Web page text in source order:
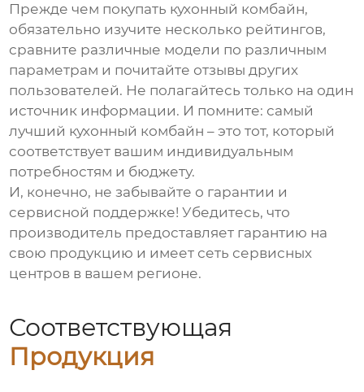
Прежде чем покупать кухонный комбайн,
обязательно изучите несколько рейтингов,
сравните различные модели по различным
параметрам и почитайте отзывы других
пользователей. Не полагайтесь только на один
источник информации. И помните: самый
лучший кухонный комбайн – это тот, который
соответствует вашим индивидуальным
потребностям и бюджету.
И, конечно, не забывайте о гарантии и
сервисной поддержке! Убедитесь, что
производитель предоставляет гарантию на
свою продукцию и имеет сеть сервисных
центров в вашем регионе.
Соответствующая
Продукция